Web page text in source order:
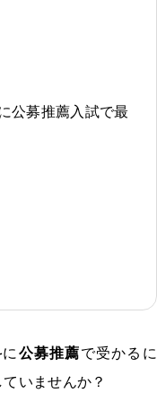
公募推薦入試で最
に 公募推薦で受かるに
いませんか？